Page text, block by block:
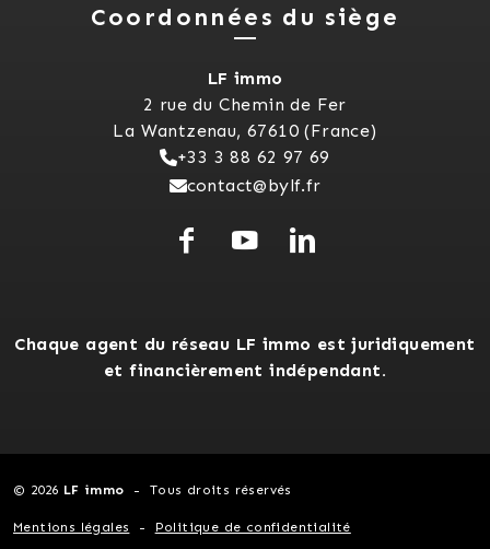
Coordonnées du siège
LF immo
2 rue du Chemin de Fer
La Wantzenau, 67610 (France)
+33 3 88 62 97 69
contact@bylf.fr
Chaque agent du réseau LF immo est juridiquement
et financièrement indépendant.
© 2026 LF immo Tous droits réservés
Mentions légales Politique de confidentialité